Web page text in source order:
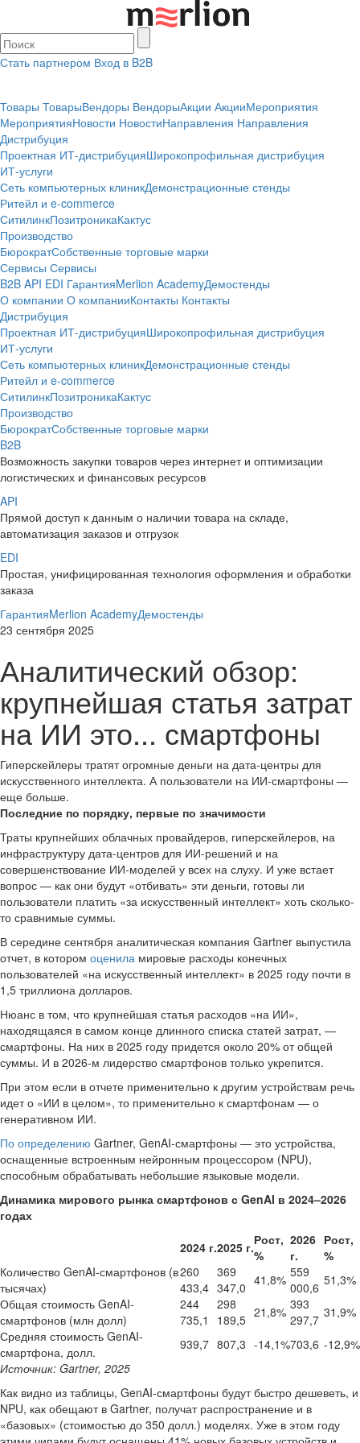
Стать партнером Вход в B2B
Товары ТоварыВендоры ВендорыАкции АкцииМероприятия
МероприятияНовости НовостиНаправления Направления
Дистрибуция
Проектная ИТ-дистрибуцияШирокопрофильная дистрибуция
ИТ-услуги
Сеть компьютерных клиникДемонстрационные стенды
Ритейл и e-commerce
СитилинкПозитроникаКактус
Производство
БюрократСобственные торговые марки
Сервисы Сервисы
B2B API EDI ГарантияMerlion AcademyДемостенды
О компании О компанииКонтакты Контакты
Дистрибуция
Проектная ИТ-дистрибуцияШирокопрофильная дистрибуция
ИТ-услуги
Сеть компьютерных клиникДемонстрационные стенды
Ритейл и e-commerce
СитилинкПозитроникаКактус
Производство
БюрократСобственные торговые марки
B2B
Возможность закупки товаров через интернет и оптимизации
логистических и финансовых ресурсов
API
Прямой доступ к данным о наличии товара на складе,
автоматизация заказов и отгрузок
EDI
Простая, унифицированная технология оформления и обработки
заказа
ГарантияMerlion AcademyДемостенды
23 сентября 2025
Аналитический обзор:
крупнейшая статья затрат
на ИИ это... смартфоны
Гиперскейлеры тратят огромные деньги на дата-центры для
искусственного интеллекта. А пользователи на ИИ-смартфоны —
еще больше.
Последние по порядку, первые по значимости
Траты крупнейших облачных провайдеров, гиперскейлеров, на
инфраструктуру дата-центров для ИИ-решений и на
совершенствование ИИ-моделей у всех на слуху. И уже встает
вопрос — как они будут «отбивать» эти деньги, готовы ли
пользователи платить «за искусственный интеллект» хоть сколько-
то сравнимые суммы.
В середине сентября аналитическая компания Gartner выпустила
отчет, в котором оценила мировые расходы конечных
пользователей «на искусственный интеллект» в 2025 году почти в
1,5 триллиона долларов.
Нюанс в том, что крупнейшая статья расходов «на ИИ»,
находящаяся в самом конце длинного списка статей затрат, —
смартфоны. На них в 2025 году придется около 20% от общей
суммы. И в 2026-м лидерство смартфонов только укрепится.
При этом если в отчете применительно к другим устройствам речь
идет о «ИИ в целом», то применительно к смартфонам — о
генеративном ИИ.
По определению Gartner, GenAI-смартфоны — это устройства,
оснащенные встроенным нейронным процессором (NPU),
способным обрабатывать небольшие языковые модели.
Динамика мирового рынка смартфонов с GenAI в 2024–2026
годах
2024 г.2025 г.Рост,
%
2026
г.
Рост,
%
Количество GenAI-смартфонов (в
тысячах)
260
433,4
369
347,0 41,8% 559
000,6 51,3%
Общая стоимость GenAI-
смартфонов (млн долл)
244
735,1
298
189,5 21,8% 393
297,7 31,9%
Средняя стоимость GenAI-
смартфона, долл.
939,7 807,3 -14,1%703,6 -12,9%
Источник: Gartner, 2025
Как видно из таблицы, GenAI-смартфоны будут быстро дешеветь, и
NPU, как обещают в Gartner, получат распространение и в
«базовых» (стоимостью до 350 долл.) моделях. Уже в этом году